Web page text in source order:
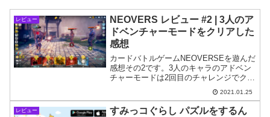
レビュー
NEOVERS レビュー #2 | 3人のア
ドベンチャーモードをクリアした
感想
カードバトルゲームNEOVERSEを遊んだ
感想その2です。3人のキャラのアドベン
チャーモードは2回目のチャレンジでクリ
アできるくらいの難易度に設定されてい
2021.01.25
レビュー
すみっコぐらし パズルをするん